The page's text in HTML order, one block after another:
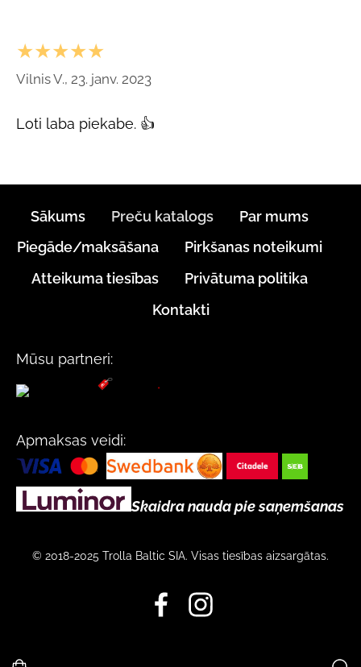
★★★★★
Vilnis V., 23. janv. 2023
Loti laba piekabe. 👍
Sākums Preču katalogs
Par mums
Piegāde/maksāšana
Pirkšanas noteikumi
Atteikuma tiesības
Privātuma politika
Kontakti
Mūsu partneri:
Apmaksas veidi:
Skaidra nauda pie saņemšanas
© 2018-2025 Trolla Baltic SIA. Visas tiesības aizsargātas.